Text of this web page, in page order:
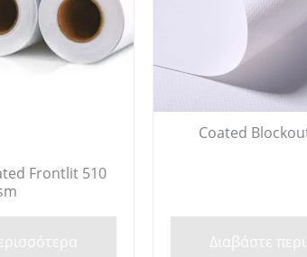
Frontlit 510
Coated
Διαβάστε